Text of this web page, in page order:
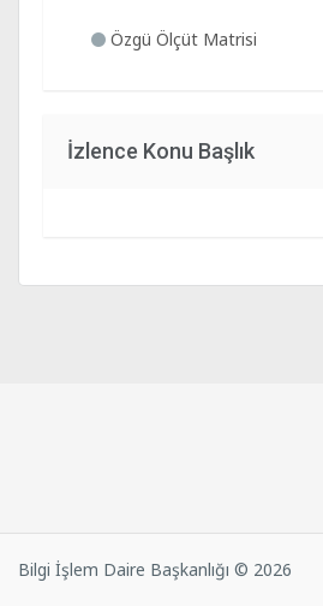
Özgü Ölçüt Matrisi
İzlence Konu Başlık
Bilgi İşlem Daire Başkanlığı © 2026